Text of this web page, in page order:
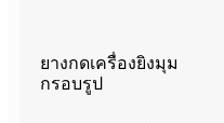
ยางกดเครื่องยิงมุม
กรอบรูป